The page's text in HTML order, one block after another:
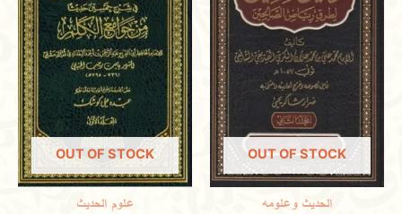
charity support, educational workshops,
and reading programs.
Majid(verified owner) January 19,
OUT OF STOCK
علوم الحديث
OUT OF STOCK
الحديث وعلومه